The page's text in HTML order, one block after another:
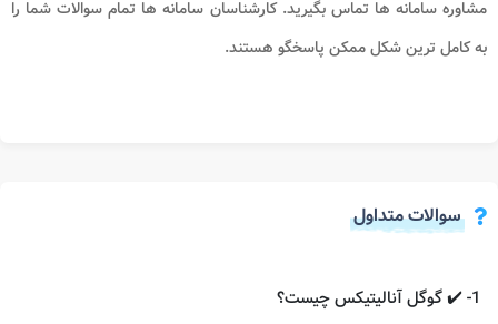
مشاوره سامانه ها تماس بگیرید. کارشناسان سامانه ها تمام سوالات شما را
به کامل ترین شکل ممکن پاسخگو هستند.
سوالات متداول
1- ✔️ گوگل آنالیتیکس چیست؟